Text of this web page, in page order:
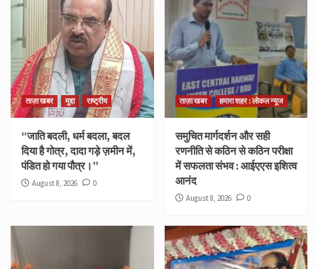
ताज़ा खबर मुद्दा राष्ट्रीय
“जाति बदली, धर्म बदला, बदल
दिया है गोत्र, दादा गड़े ज़मीन में,
पंडित हो गया पौत्र।”
August 8, 2026 0
ताज़ा खबर हमारा शहर : लोकल न्यूज
समुचित मार्गदर्शन और सही
रणनीति से कठिन से कठिन परीक्षा
में सफलता संभव : आईएएस इशित्व
आनंद
August 8, 2026 0